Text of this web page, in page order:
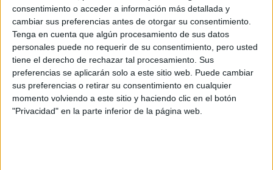
consentimiento o acceder a información más detallada y
cambiar sus preferencias antes de otorgar su consentimiento.
Tenga en cuenta que algún procesamiento de sus datos
personales puede no requerir de su consentimiento, pero usted
tiene el derecho de rechazar tal procesamiento. Sus
preferencias se aplicarán solo a este sitio web. Puede cambiar
sus preferencias o retirar su consentimiento en cualquier
momento volviendo a este sitio y haciendo clic en el botón
"Privacidad" en la parte inferior de la página web.
F1
Fórmula E
F2 / F3 / F4
Resistencia
Indycar
Otros
Producto